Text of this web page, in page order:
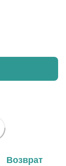
Возврат